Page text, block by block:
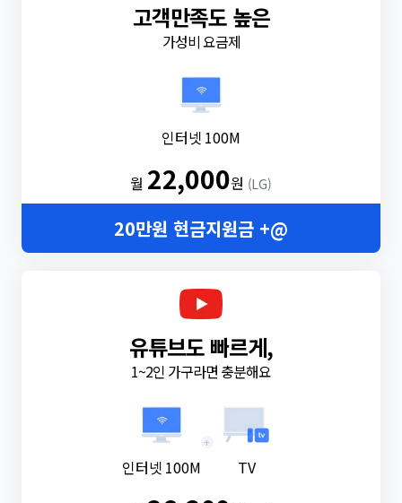
고객만족도 높은
가성비 요금제
인터넷 100M
월 22,000원 (LG)
20만원 현금지원금 +@
유튜브도 빠르게,
1~2인 가구라면 충분해요
인터넷 100M
+
TV